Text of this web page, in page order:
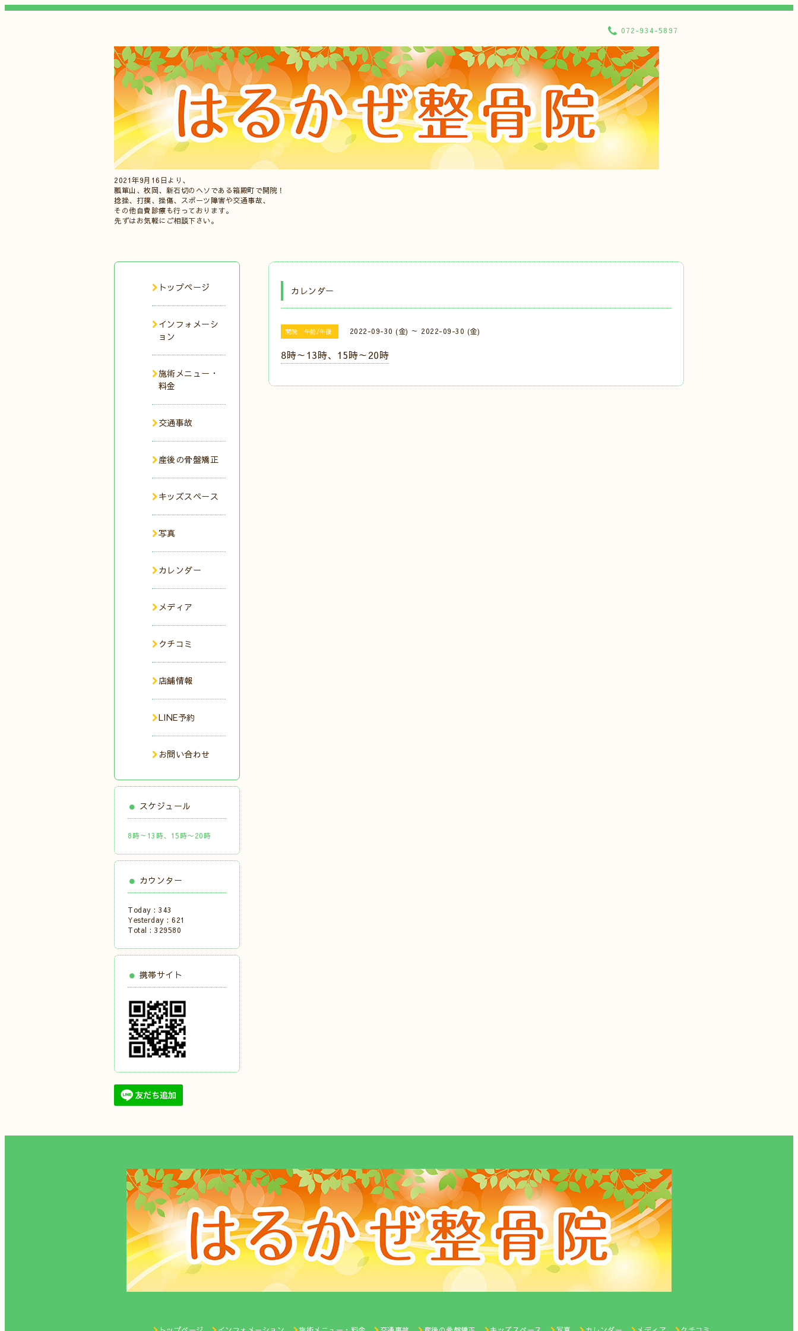
2021年9月16日より、
瓢箪山、枚岡、新石切のヘソである箱殿町で開院！
捻挫、打撲、挫傷、スポーツ障害や交通事故、
その他自費診療も行っております。
先ずはお気軽にご相談下さい。
072-934-5897
カレンダー
開院 午前/午後 2022-09-30 (金) ～ 2022-09-30 (金)
8時～13時、15時～20時
トップページ
インフォメーシ
ョン
施術メニュー・
料金
交通事故
産後の骨盤矯正
キッズスペース
写真
カレンダー
メディア
クチコミ
店舗情報
LINE予約
お問い合わせ
スケジュール
8時～13時、15時〜20時
カウンター
Today : 343
Yesterday : 621
Total : 329580
携帯サイト